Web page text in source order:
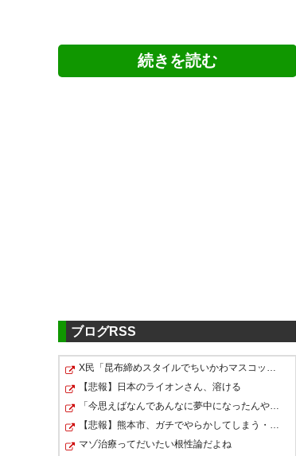
１０月２９日（土）ｖｓ．アビ
スパ福岡 森崎浩司選手 現役
引退関連イベント実施のお知ら
せhttps://t.co/SGj7fAoa0j＞
これ中継で浩司さんのあいさつ
からの客席にテレビカメラ向け
たら むせび泣いて震える浩司な
りきりお面軍団とかどうしたら
ブログRSS
X民「昆布締めスタイルでちいかわマスコットを映画館に連…
【悲報】日本のライオンさん、溶ける
「今思えばなんであんなに夢中になったんやろ…」と思うコ…
【悲報】熊本市、ガチでやらかしてしまう・・・・
マゾ治療ってだいたい根性論だよね